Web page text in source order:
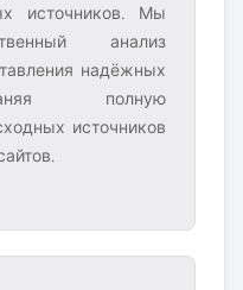
источников. Мы
анализ
надёжных
полную
источников